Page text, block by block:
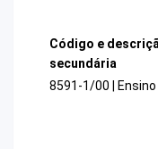
Código e
secundária
8591-1/00 |